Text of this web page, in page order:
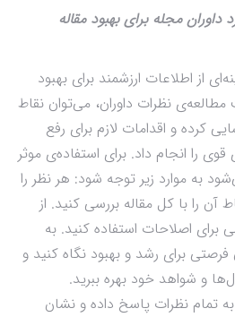
داوران مجله برای بهبود مقاله
از اطلاعات ارزشمند برای بهبود
نظرات داوران، می‌توان نقاط
کرده و اقدامات لازم برای رفع
را انجام داد. برای استفاده‌ی موثر
به موارد زیر توجه شود: هر نظر را
آن را با کل مقاله بررسی کنید. از
اصلاحات استفاده کنید. به
فرصتی برای رشد و بهبود نگاه کنید و
و شواهد خود بهره ببرید.
تمام نظرات پاسخ داده و نشان